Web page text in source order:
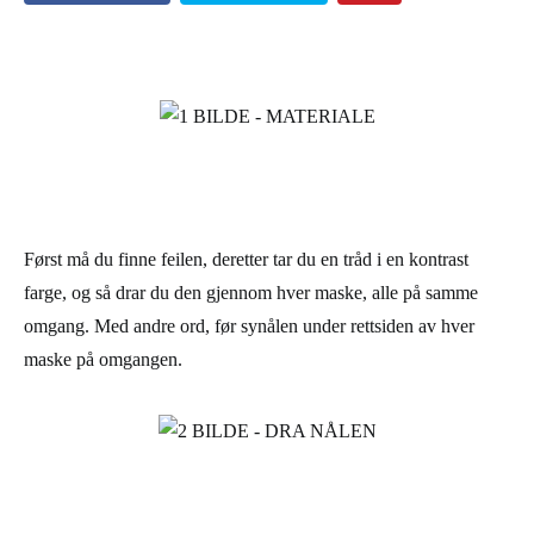
Først må du finne feilen, deretter tar du en tråd i en kontrast
farge, og så drar du den gjennom hver maske, alle på samme
omgang. Med andre ord, før synålen under rettsiden av hver
maske på omgangen.